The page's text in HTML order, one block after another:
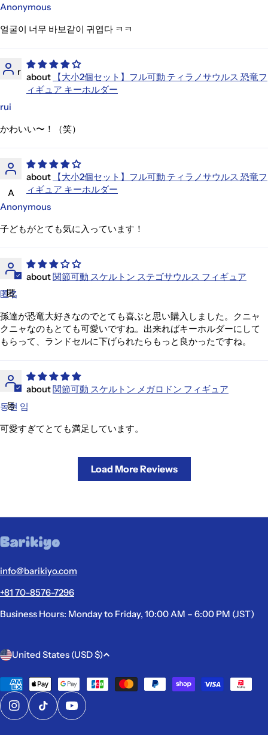
Anonymous
얼굴이 너무 바보같이 귀엽다 ㅋㅋ
r
【大小2個セット】フル可動 ティラノサウルス 恐竜フ
ィギュア キーホルダー
rui
かわいい〜！（笑）
A
【大小2個セット】フル可動 ティラノサウルス 恐竜フ
ィギュア キーホルダー
Anonymous
子どもがとても気に入っています！
匿
関節可動 スケルトン ステゴサウルス フィギュア
匿名
孫達が恐竜大好きなのでとても喜ぶと思い購入しました。クニャ
クニャなのもとても可愛いですね。出来ればキーホルダーにして
もらって、ランドセルに下げられたらもっと良かったですね。
동
関節可動 スケルトン メガロドン フィギュア
동현 임
可愛すぎてとても満足しています。
Load More Reviews
info@barikiyo.com
+81 70-8576-7296
Business Hours: Monday to Friday, 10:00 AM – 6:00 PM (JST)
C
n
t
United States (USD $)
Payment
methods
InstagramTikTokYouTube